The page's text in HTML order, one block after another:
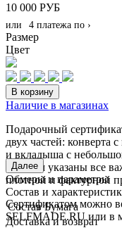
10 000 РУБ
или 4 платежа по ›
Размер
Цвет
В корзину
Наличие в магазинах
Подарочный
двух частей:
и вкладыша с
котором указаны все
плотной и фактурной
Сертификатом можно
SELFMADE.RU или в
Далее
Обмеры и параметры
Состав и
Состав Бумага
Доставка и возврат